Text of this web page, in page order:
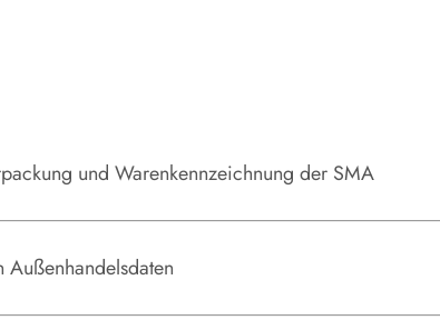
und Warenkennzeichnung der SMA